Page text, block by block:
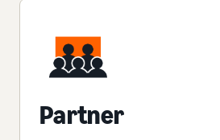
Partner